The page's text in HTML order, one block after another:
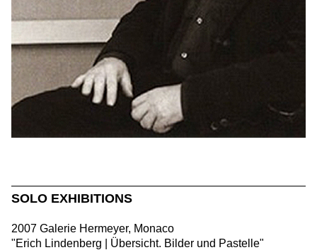
SOLO EXHIBITIONS
2007 Galerie Hermeyer, Monaco
"Erich Lindenberg | Übersicht. Bilder und Pastelle"